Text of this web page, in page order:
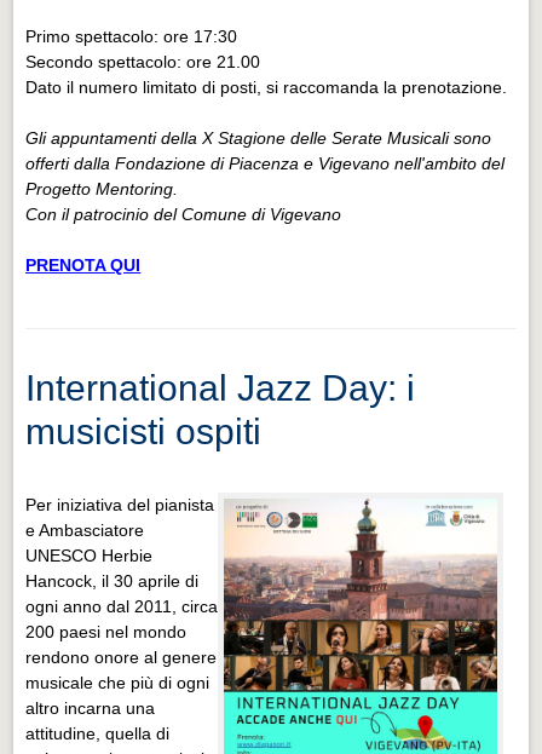
Primo spettacolo: ore 17:30
Secondo spettacolo: ore 21.00
Dato il numero limitato di posti, si raccomanda la prenotazione.
Gli appuntamenti della X Stagione delle Serate Musicali sono
offerti dalla Fondazione di Piacenza e Vigevano nell'ambito del
Progetto Mentoring.
Con il patrocinio del Comune di Vigevano
PRENOTA QUI
International Jazz Day: i
musicisti ospiti
Per iniziativa del pianista
e Ambasciatore
UNESCO Herbie
Hancock, il 30 aprile di
ogni anno dal 2011, circa
200 paesi nel mondo
rendono onore al genere
musicale che più di ogni
altro incarna una
attitudine, quella di